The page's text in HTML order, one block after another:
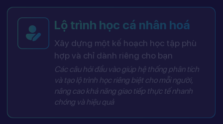
Lộ trình học cá nhân hoá
Xây dựng một kế hoạch học tập phù
hợp và chỉ dành riêng cho bạn
Các câu hỏi đầu vào giúp hệ thống phân tích
và tạo lộ trình học riêng biệt cho mỗi người,
nâng cao khả năng giao tiếp thực tế nhanh
chóng và hiệu quả